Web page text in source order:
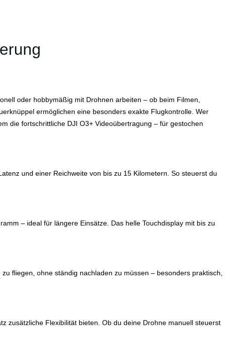
oder hobbymäßig mit Drohnen arbeiten – ob beim Filmen,
ermöglichen eine besonders exakte Flugkontrolle. Wer
die fortschrittliche DJI O3+ Videoübertragung – für gestochen
und einer Reichweite von bis zu 15 Kilometern. So steuerst du
– ideal für längere Einsätze. Das helle Touchdisplay mit bis zu
fliegen, ohne ständig nachladen zu müssen – besonders praktisch,
zusätzliche Flexibilität bieten. Ob du deine Drohne manuell steuerst